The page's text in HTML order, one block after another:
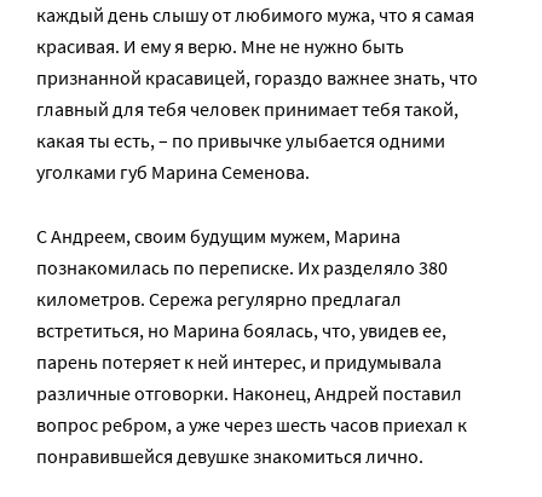
каждый день слышу от любимого мужа, что я самая
красивая. И ему я верю. Мне не нужно быть
признанной красавицей, гораздо важнее знать, что
главный для тебя человек принимает тебя такой,
какая ты есть, – по привычке улыбается одними
уголками губ Марина Семенова.
С Андреем, своим будущим мужем, Марина
познакомилась по переписке. Их разделяло 380
километров. Сережа регулярно предлагал
встретиться, но Марина боялась, что, увидев ее,
парень потеряет к ней интерес, и придумывала
различные отговорки. Наконец, Андрей поставил
вопрос ребром, а уже через шесть часов приехал к
понравившейся девушке знакомиться лично.